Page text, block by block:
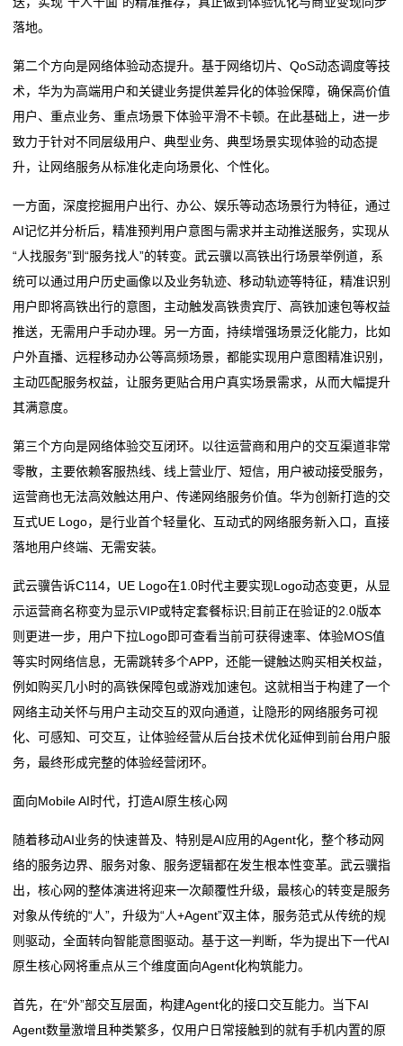
落地。
第二个方向是网络体验动态提升。基于网络切片、QoS动态调度等技
术，华为为高端用户和关键业务提供差异化的体验保障，确保高价值
用户、重点业务、重点场景下体验平滑不卡顿。在此基础上，进一步
致力于针对不同层级用户、典型业务、典型场景实现体验的动态提
升，让网络服务从标准化走向场景化、个性化。
一方面，深度挖掘用户出行、办公、娱乐等动态场景行为特征，通过
AI记忆并分析后，精准预判用户意图与需求并主动推送服务，实现从
“人找服务”到“服务找人”的转变。武云骥以高铁出行场景举例道，系
统可以通过用户历史画像以及业务轨迹、移动轨迹等特征，精准识别
用户即将高铁出行的意图，主动触发高铁贵宾厅、高铁加速包等权益
推送，无需用户手动办理。另一方面，持续增强场景泛化能力，比如
户外直播、远程移动办公等高频场景，都能实现用户意图精准识别，
主动匹配服务权益，让服务更贴合用户真实场景需求，从而大幅提升
其满意度。
第三个方向是网络体验交互闭环。以往运营商和用户的交互渠道非常
零散，主要依赖客服热线、线上营业厅、短信，用户被动接受服务，
运营商也无法高效触达用户、传递网络服务价值。华为创新打造的交
互式UE Logo，是行业首个轻量化、互动式的网络服务新入口，直接
落地用户终端、无需安装。
武云骥告诉C114，UE Logo在1.0时代主要实现Logo动态变更，从显
示运营商名称变为显示VIP或特定套餐标识;目前正在验证的2.0版本
则更进一步，用户下拉Logo即可查看当前可获得速率、体验MOS值
等实时网络信息，无需跳转多个APP，还能一键触达购买相关权益，
例如购买几小时的高铁保障包或游戏加速包。这就相当于构建了一个
网络主动关怀与用户主动交互的双向通道，让隐形的网络服务可视
化、可感知、可交互，让体验经营从后台技术优化延伸到前台用户服
务，最终形成完整的体验经营闭环。
面向Mobile AI时代，打造AI原生核心网
随着移动AI业务的快速普及、特别是AI应用的Agent化，整个移动网
络的服务边界、服务对象、服务逻辑都在发生根本性变革。武云骥指
出，核心网的整体演进将迎来一次颠覆性升级，最核心的转变是服务
对象从传统的“人”，升级为“人+Agent”双主体，服务范式从传统的规
则驱动，全面转向智能意图驱动。基于这一判断，华为提出下一代AI
原生核心网将重点从三个维度面向Agent化构筑能力。
首先，在“外”部交互层面，构建Agent化的接口交互能力。当下AI
Agent数量激增且种类繁多，仅用户日常接触到的就有手机内置的原